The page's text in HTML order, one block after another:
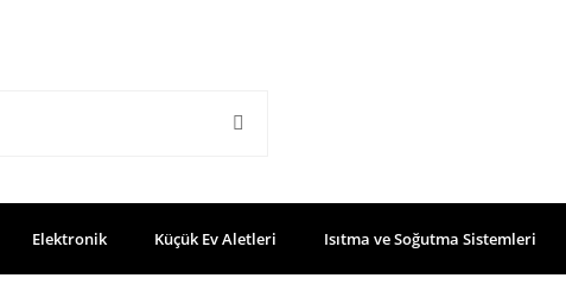
Elektronik Küçük Ev Aletleri Isıtma ve Soğutma Sistemleri